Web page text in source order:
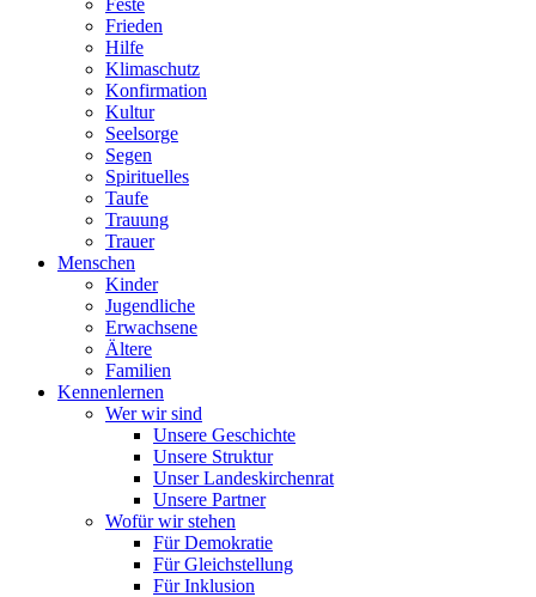
Feste
Frieden
Hilfe
Klimaschutz
Konfirmation
Kultur
Seelsorge
Segen
Spirituelles
Taufe
Trauung
Trauer
Menschen
Kinder
Jugendliche
Erwachsene
Ältere
Familien
Kennenlernen
Wer wir sind
Unsere Geschichte
Unsere Struktur
Unser Landeskirchenrat
Unsere Partner
Wofür wir stehen
Für Demokratie
Für Gleichstellung
Für Inklusion